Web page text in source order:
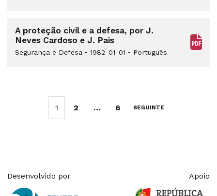
A proteção civil e a defesa, por J.
Neves Cardoso e J. Pais
Segurança e Defesa • 1982-01-01 • Português
1 2 … 6 SEGUINTE
Desenvolvido por Apoio